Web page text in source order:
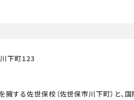
下町123
する佐世保校（佐世保市川下町）と、